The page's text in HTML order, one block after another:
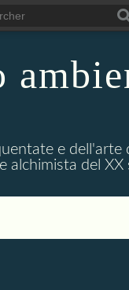
e dell'arte
alchimista del XX